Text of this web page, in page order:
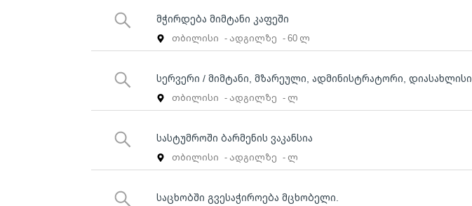
მჭირდება მიმტანი კაფეში
თბილისი - ადგილზე - 60 ლ
სერვერი / მიმტანი, მზარეული, ადმინისტრატორი, დიასახლისი
თბილისი - ადგილზე - ლ
სასტუმროში ბარმენის ვაკანსია
თბილისი - ადგილზე - ლ
საცხობში გვესაჭიროება მცხობელი.